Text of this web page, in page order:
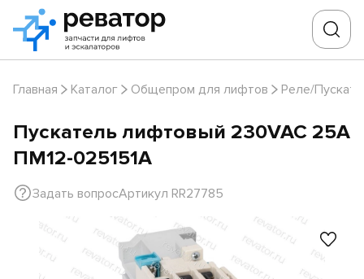
Главная Каталог Общепром для лифтов Реле/
Пускатель лифтовый 230VAC 25А
ПМ12-025151А
Задать вопросАртикул RR27785